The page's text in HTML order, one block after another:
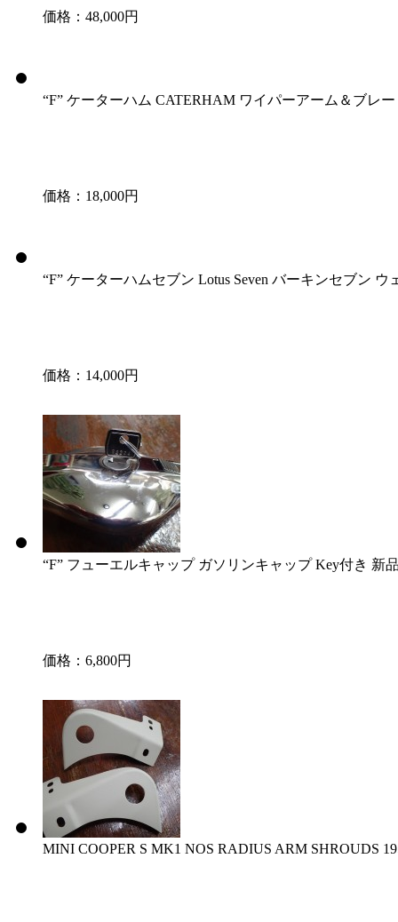
価格：48,000円
“F” ケーターハム CATERHAM ワイパーアーム＆ブレ
価格：18,000円
“F” ケーターハムセブン Lotus Seven バーキンセブン
価格：14,000円
“F” フューエルキャップ ガソリンキャップ Key付き 新
価格：6,800円
MINI COOPER S MK1 NOS RADIUS ARM SHROUDS